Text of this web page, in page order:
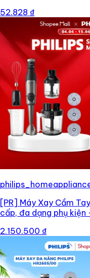
52.828 ₫
[PR] Máy Xay Cầm
cấp, đa dạng phụ kiện
2.150.500 ₫